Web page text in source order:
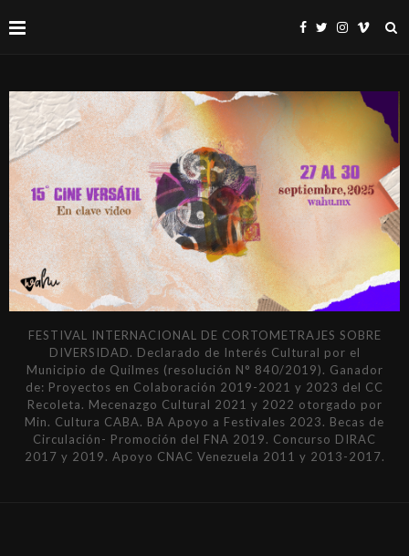
FESTIVAL INTERNACIONAL DE CORTOMETRAJES SOBRE
DIVERSIDAD. Declarado de Interés Cultural por el
Municipio de Quilmes (resolución N° 840/2019). Ganador
de: Proyectos en Colaboración 2019-2021 y 2023 del CC
Recoleta. Mecenazgo Cultural 2021 y 2022 otorgado por
Min. Cultura CABA. BA Apoyo a Festivales 2023. Becas de
Circulación- Promoción del FNA 2019. Concurso DIRAC
2017 y 2019. Apoyo CNAC Venezuela 2011 y 2013-2017.